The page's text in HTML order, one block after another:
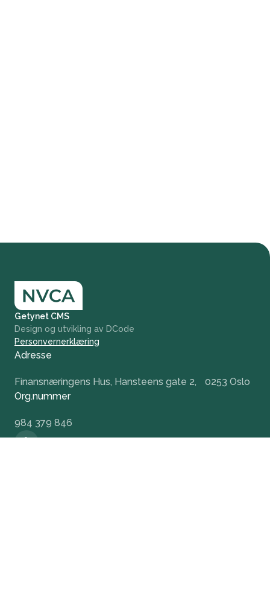
Getynet CMS
Design og utvikling av DCode
Personvernerklæring
Adresse
Finansnæringens Hus, Hansteens gate 2, 0253 Oslo
Org.nummer
984 379 846